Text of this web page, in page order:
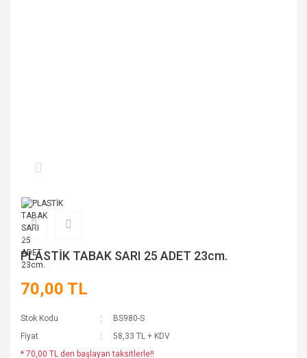
PLASTİK TABAK SARI 25 ADET 23cm.
70,00 TL
Stok Kodu
BS980-S
Fiyat
58,33 TL + KDV
* 70,00 TL den başlayan taksitlerle!!